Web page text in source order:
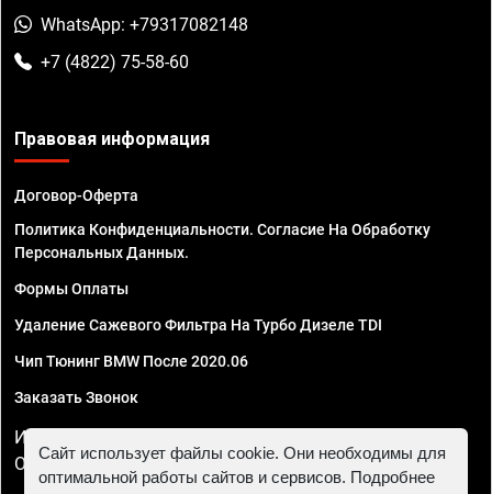
WhatsApp: +79317082148
+7 (4822) 75-58-60
Правовая информация
Договор-Оферта
Политика Конфиденциальности. Согласие На Обработку
Персональных Данных.
Формы Оплаты
Удаление Сажевого Фильтра На Турбо Дизеле TDI
Чип Тюнинг BMW После 2020.06
Заказать Звонок
ИП Смирнов Георгий Павлович. ИНН 781302555843,
ОГРНИП 324470400032610
Сайт использует файлы cookie. Они необходимы для
оптимальной работы сайтов и сервисов. Подробнее